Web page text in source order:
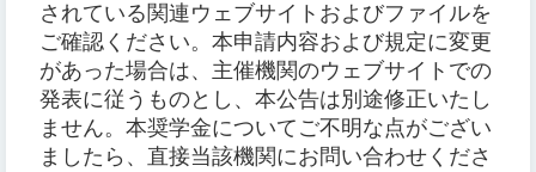
されている関連ウェブサイトおよびファイルを
ご確認ください。本申請内容および規定に変更
があった場合は、主催機関のウェブサイトでの
発表に従うものとし、本公告は別途修正いたし
ません。本奨学金についてご不明な点がござい
ましたら、直接当該機関にお問い合わせくださ